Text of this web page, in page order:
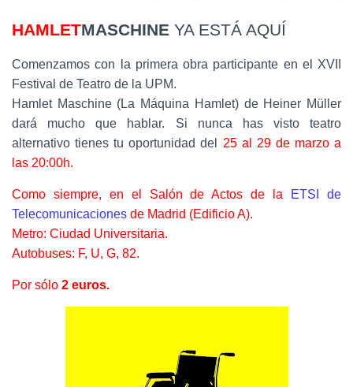
HAMLETMASCHINE YA ESTÁ AQUÍ
Comenzamos con la primera obra participante en el XVII
Festival de Teatro de la UPM.
Hamlet Maschine (La Máquina Hamlet) de Heiner Müller
dará mucho que hablar. Si nunca has visto teatro
alternativo tienes tu oportunidad del 25 al 29 de marzo a
las 20:00h.
Como siempre, en el Salón de Actos de la
ETSI de
Telecomunicaciones de Madrid (Edificio A).
Metro: Ciudad Universitaria.
Autobuses: F, U, G, 82.
Por sólo 2 euros.